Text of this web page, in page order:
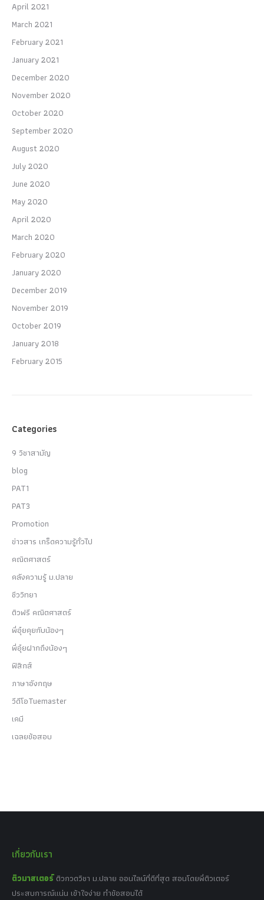
April 2021
March 2021
February 2021
January 2021
December 2020
November 2020
October 2020
September 2020
August 2020
July 2020
June 2020
May 2020
April 2020
March 2020
February 2020
January 2020
December 2019
November 2019
October 2019
January 2018
February 2015
Categories
9 วิชาสามัญ
blog
PAT1
PAT3
Promotion
ข่าวสาร เกร็ดความรู้ทั่วไป
คณิตศาสตร์
คลังความรู้ ม.ปลาย
ชีววิทยา
ติวฟรี คณิตศาสตร์
พี่อุ๋ยคุยกับน้องๆ
พี่อุ๋ยฝากถึงน้องๆ
ฟิสิกส์
ภาษาอังกฤษ
วีดีโอTuemaster
เคมี
เฉลยข้อสอบ
เกี่ยวกับเรา
ติวมาสเตอร์ ติวกวดวิชา ม.ปลาย ออนไลน์ที่ดีที่สุด สอนโดยพี่ติวเตอร์
ประสบการณ์แน่น เข้าใจง่าย ทำข้อสอบได้